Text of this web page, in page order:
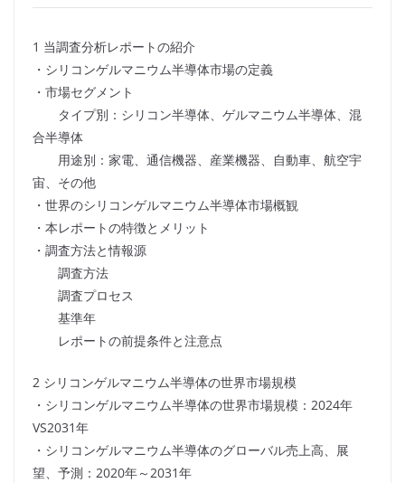
1 当調査分析レポートの紹介
・シリコンゲルマニウム半導体市場の定義
・市場セグメント
タイプ別：シリコン半導体、ゲルマニウム半導体、混
合半導体
用途別：家電、通信機器、産業機器、自動車、航空宇
宙、その他
・世界のシリコンゲルマニウム半導体市場概観
・本レポートの特徴とメリット
・調査方法と情報源
調査方法
調査プロセス
基準年
レポートの前提条件と注意点
2 シリコンゲルマニウム半導体の世界市場規模
・シリコンゲルマニウム半導体の世界市場規模：2024年
VS2031年
・シリコンゲルマニウム半導体のグローバル売上高、展
望、予測：2020年～2031年